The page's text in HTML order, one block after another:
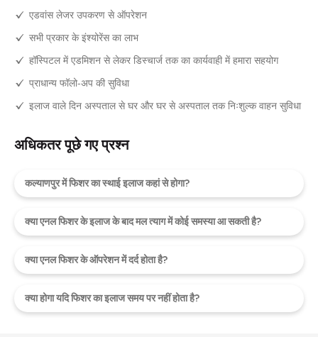
एडवांस लेजर उपकरण से ऑपरेशन
सभी प्रकार के इंश्योरेंस का लाभ
हॉस्पिटल में एडमिशन से लेकर डिस्चार्ज तक का कार्यवाही में हमारा सहयोग
प्राधान्य फॉलो-अप की सुविधा
इलाज वाले दिन अस्पताल से घर और घर से अस्पताल तक निःशुल्क वाहन सुविधा
अधिकतर पूछे गए प्रश्न
कल्याणपुर में फिशर का स्थाई इलाज कहां से होगा?
क्या एनल फिशर के इलाज के बाद मल त्याग में कोई समस्या आ सकती है?
क्या एनल फिशर के ऑपरेशन में दर्द होता है?
क्या होगा यदि फिशर का इलाज समय पर नहीं होता है?